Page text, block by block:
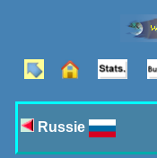
Russie